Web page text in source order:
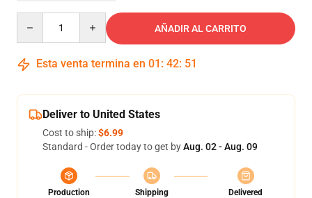
AÑADIR AL CARRITO
Esta venta termina en 01 : 42: 51
Deliver to United States
Cost to ship:$6.99
Standard - Order today to get byAug. 02 - Aug. 09
Production
Shipping
Delivered